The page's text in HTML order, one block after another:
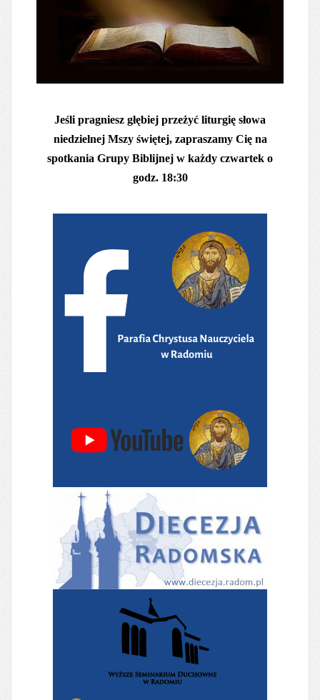
Jeśli pragniesz głębiej przeżyć liturgię słowa
niedzielnej Mszy świętej, zapraszamy Cię na
spotkania Grupy Biblijnej w każdy czwartek o
godz. 18:30